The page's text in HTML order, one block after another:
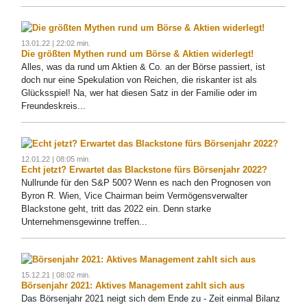
13.01.22 | 22:02 min.
Die größten Mythen rund um Börse & Aktien widerlegt!
Alles, was da rund um Aktien & Co. an der Börse passiert, ist
doch nur eine Spekulation von Reichen, die riskanter ist als
Glücksspiel! Na, wer hat diesen Satz in der Familie oder im
Freundeskreis...
12.01.22 | 08:05 min.
Echt jetzt? Erwartet das Blackstone fürs Börsenjahr 2022?
Nullrunde für den S&P 500? Wenn es nach den Prognosen von
Byron R. Wien, Vice Chairman beim Vermögensverwalter
Blackstone geht, tritt das 2022 ein. Denn starke
Unternehmensgewinne treffen...
15.12.21 | 08:02 min.
Börsenjahr 2021: Aktives Management zahlt sich aus
Das Börsenjahr 2021 neigt sich dem Ende zu - Zeit einmal Bilanz